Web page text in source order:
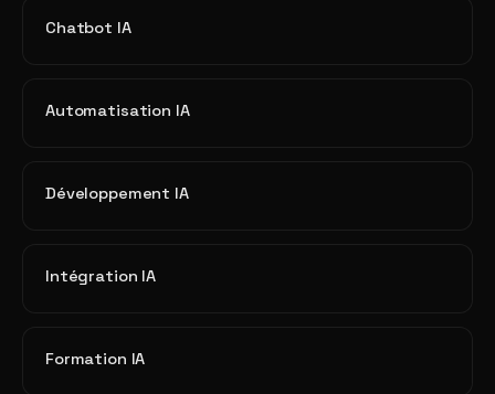
Chatbot IA
Automatisation IA
Développement IA
Intégration IA
Formation IA